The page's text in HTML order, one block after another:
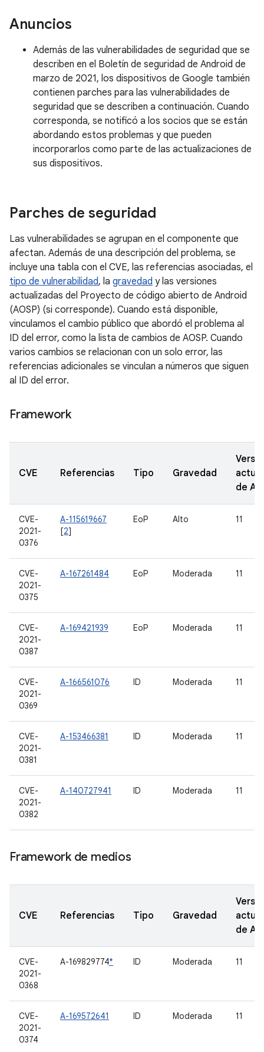
Anuncios
Además de las vulnerabilidades de seguridad que se
describen en el Boletín de seguridad de Android de
marzo de 2021, los dispositivos de Google también
contienen parches para las vulnerabilidades de
seguridad que se describen a continuación. Cuando
corresponda, se notificó a los socios que se están
abordando estos problemas y que pueden
incorporarlos como parte de las actualizaciones de
sus dispositivos.
Parches de seguridad
Las vulnerabilidades se agrupan en el componente que
afectan. Además de una descripción del problema, se
incluye una tabla con el CVE, las referencias asociadas, el
tipo de vulnerabilidad, la gravedad y las versiones
actualizadas del Proyecto de código abierto de Android
(AOSP) (si corresponde). Cuando está disponible,
vinculamos el cambio público que abordó el problema al
ID del error, como la lista de cambios de AOSP. Cuando
varios cambios se relacionan con un solo error, las
referencias adicionales se vinculan a números que siguen
al ID del error.
Framework
CVE Referencias Tipo Gravedad
de
CVE-
2021-
0376
A-115619667
[2]
EoP Alto 11
CVE-
2021-
0375
A-167261484 EoP Moderada 11
CVE-
2021-
0387
A-169421939 EoP Moderada 11
CVE-
2021-
0369
A-166561076 ID Moderada 11
CVE-
2021-
0381
A-153466381 ID Moderada 11
CVE-
2021-
0382
A-140727941 ID Moderada 11
Framework de medios
CVE Referencias Tipo Gravedad
de
CVE-
2021-
0368
A-169829774* ID Moderada 11
CVE-
2021-
0374
A-169572641 ID Moderada 11